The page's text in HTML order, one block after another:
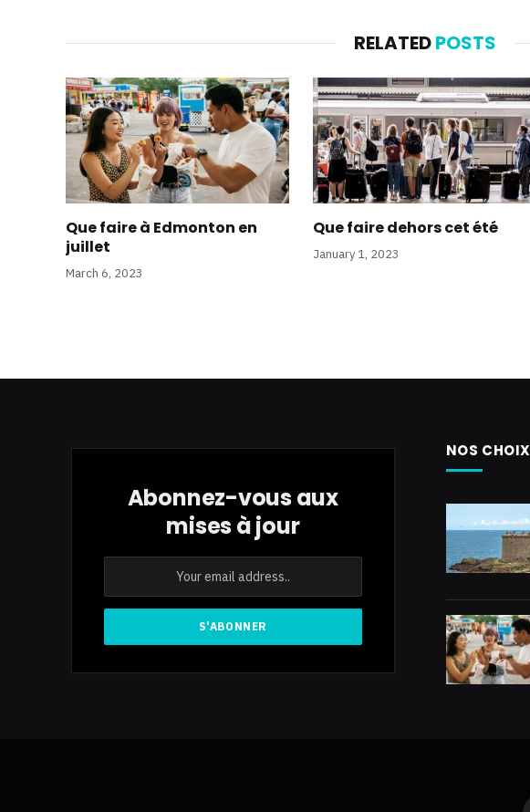
RELATEDPOSTS
Que faire à Edmonton en
juillet
March 6, 2023
Que faire dehors cet été
January 1, 2023
Abonnez-vous aux
mises à jour
NOS CHOIX